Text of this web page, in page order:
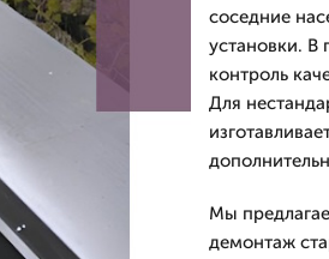
соседние
установки. В
контроль
Для
Мы
демонтаж